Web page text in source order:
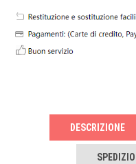
DESCRIZIONE